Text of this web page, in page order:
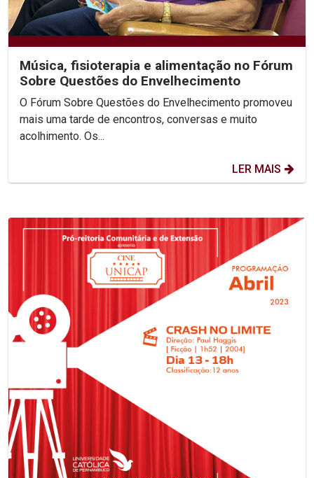
Música, fisioterapia e alimentação no Fórum
Sobre Questões do Envelhecimento
O Fórum Sobre Questões do Envelhecimento promoveu
mais uma tarde de encontros, conversas e muito
acolhimento. Os...
LER MAIS